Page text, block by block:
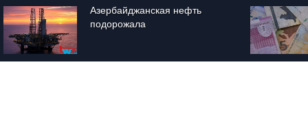
Азербайджанская нефть
подорожала